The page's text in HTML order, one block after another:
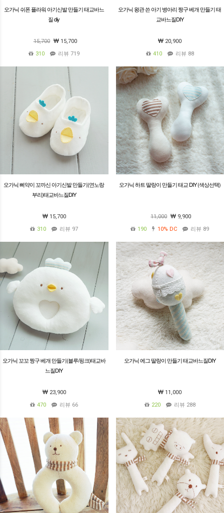
오가닉 쉬폰 플라워 아기신발 만들기 태교바느
질 diy
15,700
15,700
310
리뷰 719
오가닉 왕관 쓴 아기 병아리 짱구 베개 만들기 태
교바느질DIY
20,900
410
리뷰 88
오가닉 삐약이 꼬까신 아기신발 만들기(연노랑
부리)태교바느질DIY
15,700
310
리뷰 97
오가닉 하트 딸랑이 만들기 태교 DIY (색상선택)
11,000
9,900
190
10% DC 리뷰 89
오가닉 꼬꼬 짱구 베개 만들기(블루/핑크)태교바
느질DIY
23,900
470
리뷰 66
오가닉 에그 딸랑이 만들기 태교바느질DIY
11,000
220
리뷰 288